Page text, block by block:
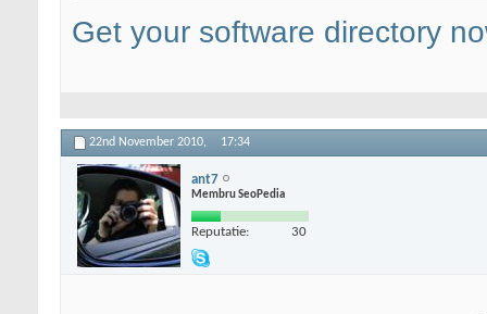
Get your software directory
22nd November 2010, 17:34
ant7
Membru SeoPedia
Reputatie: 30